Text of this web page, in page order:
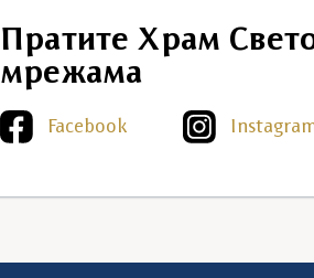
Пратите Храм
мрежама
Facebook